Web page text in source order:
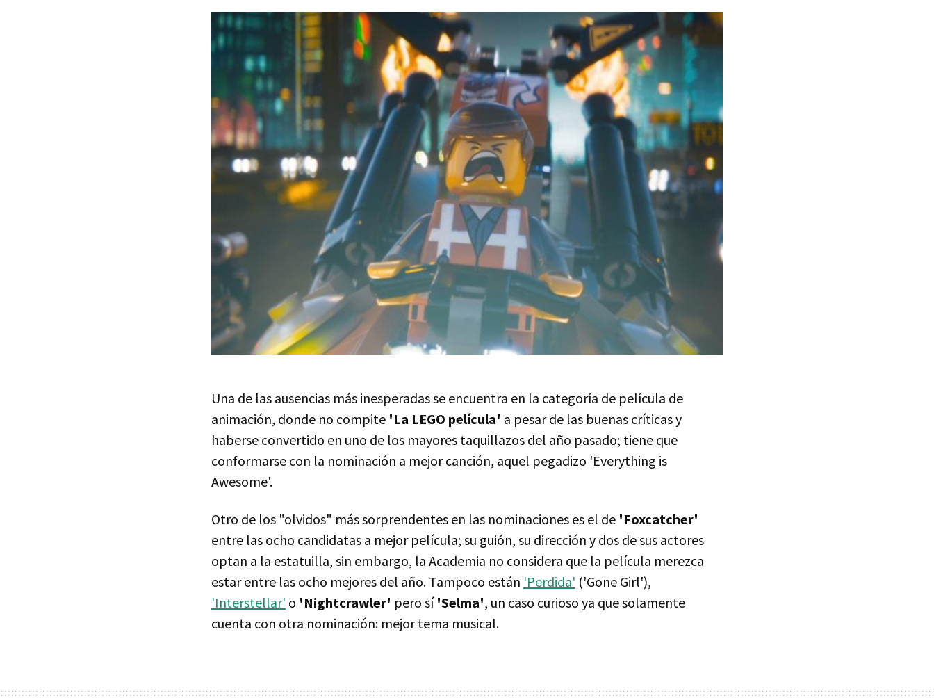
Una de las ausencias más inesperadas se encuentra en la categoría de película de
animación, donde no compite 'La LEGO película' a pesar de las buenas críticas y
haberse convertido en uno de los mayores taquillazos del año pasado; tiene que
conformarse con la nominación a mejor canción, aquel pegadizo 'Everything is
Awesome'.
Otro de los "olvidos" más sorprendentes en las nominaciones es el de 'Foxcatcher'
entre las ocho candidatas a mejor película; su guión, su dirección y dos de sus actores
optan a la estatuilla, sin embargo, la Academia no considera que la película merezca
estar entre las ocho mejores del año. Tampoco están 'Perdida' ('Gone Girl'),
'Interstellar' o 'Nightcrawler' pero sí 'Selma', un caso curioso ya que solamente
cuenta con otra nominación: mejor tema musical.